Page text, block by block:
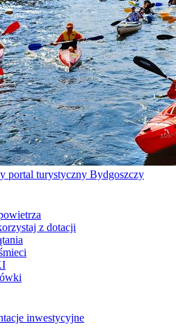
portal turystyczny Bydgoszczy
z dotacji
inwestycyjne